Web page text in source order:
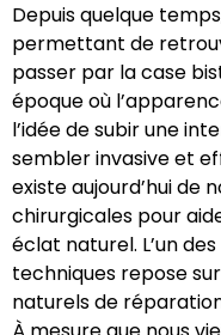
Depuis quelque
permettant de
passer par la case
époque où
l’idée de subir une
sembler invasive et
existe aujourd’hui de
chirurgicales pour
éclat naturel. L’un
techniques repose
naturels de